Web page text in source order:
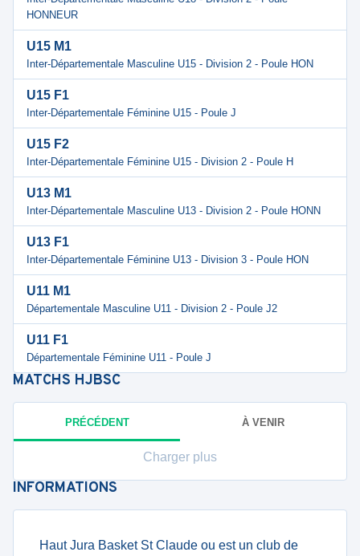
HONNEUR
U15 M1
Inter-Départementale Masculine U15 - Division 2 - Poule HON
U15 F1
Inter-Départementale Féminine U15 - Poule J
U15 F2
Inter-Départementale Féminine U15 - Division 2 - Poule H
U13 M1
Inter-Départementale Masculine U13 - Division 2 - Poule HONN
U13 F1
Inter-Départementale Féminine U13 - Division 3 - Poule HON
U11 M1
Départementale Masculine U11 - Division 2 - Poule J2
U11 F1
Départementale Féminine U11 - Poule J
MATCHS HJBSC
PRÉCÉDENT À VENIR
Charger plus
INFORMATIONS
Haut Jura Basket St Claude ou est un club de